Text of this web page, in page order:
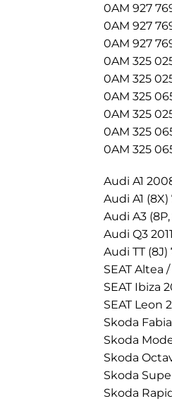
0AM 927
0AM 927
0AM 927
0AM 325
0AM 325
0AM 325
0AM 325
0AM 325
0AM 325
Audi A1
Audi A1
Audi A3
Audi Q3
Audi TT (8J)
SEAT Altea
SEAT Ibiza
SEAT Leon
Skoda
Skoda
Skoda
Skoda
Skoda